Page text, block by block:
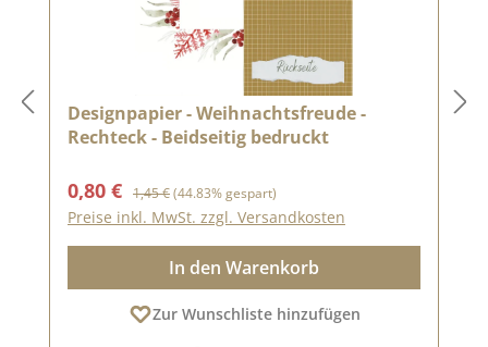
Designpapier - Weihnachtsfreude -
Rechteck - Beidseitig bedruckt
Verkaufspreis:
0,80 € Regulärer Preis:
1,45 €(44.83% gespart)
Preise inkl. MwSt. zzgl. Versandkosten
In den Warenkorb
Zur Wunschliste hinzufügen